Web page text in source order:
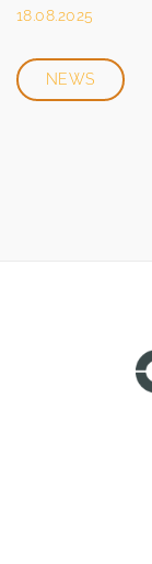
18.08.2025
NEWS